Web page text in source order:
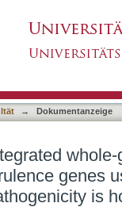
→ Dokumentanzeige
genes
is